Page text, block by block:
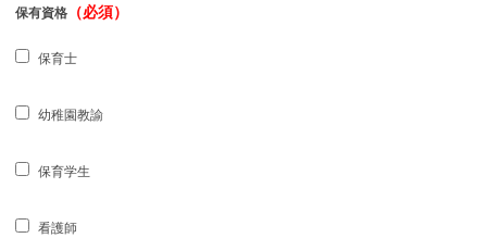
保有資格（必須）
保育士
幼稚園教諭
保育学生
看護師